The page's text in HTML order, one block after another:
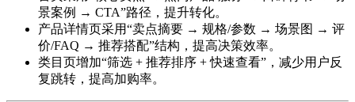
景案例 → CTA”路径，提升转化。
产品详情页采用“卖点摘要 → 规格/参数 → 场景图 → 评
价/FAQ → 推荐搭配”结构，提高决策效率。
类目页增加“筛选 + 推荐排序 + 快速查看”，减少用户反
复跳转，提高加购率。